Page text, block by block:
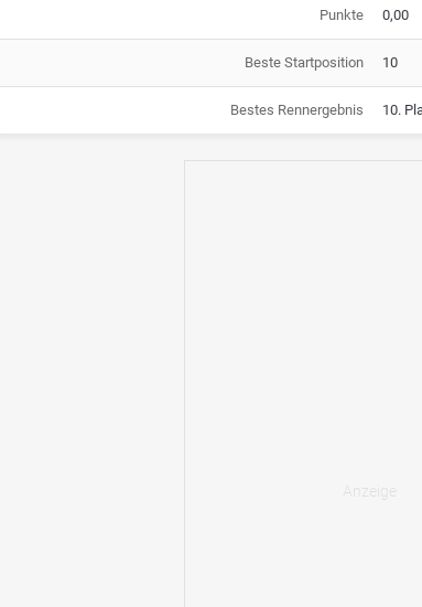
Punkte 0,00
Beste Startposition 10
Bestes Rennergebnis 10.